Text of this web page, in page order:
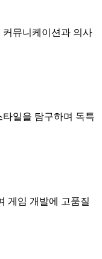
뮤니케이션과 의사
일을 탐구하며 독특
게임 개발에 고품질